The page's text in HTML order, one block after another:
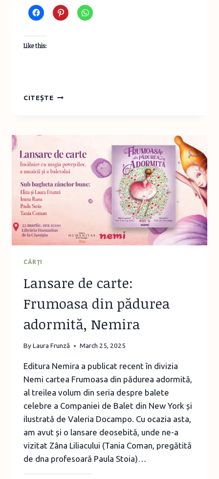
Like this:
CITEȘTEFRAGMENT
L-
A
PE
CĂRŢI
Lansare de carte:
Frumoasa din pădurea
adormită, Nemira
ByLaura Frunză March 25, 2025
Editura Nemira a publicat recent în divizia
Nemi cartea Frumoasa din pădurea adormită,
al treilea volum din seria despre balete
celebre a Companiei de Balet din New York și
ilustrată de Valeria Docampo. Cu ocazia asta,
am avut și o lansare deosebită, unde ne-a
vizitat Zâna Liliacului (Tania Coman, pregătită
de dna profesoară Paula Stoia)…